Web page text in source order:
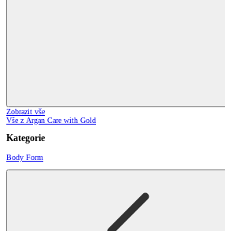
Zobrazit vše
Vše z Argan Care with Gold
Kategorie
Body Form